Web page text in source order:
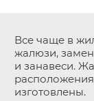
Все чаще в
жалюзи,
и занавеси.
изготовлены.